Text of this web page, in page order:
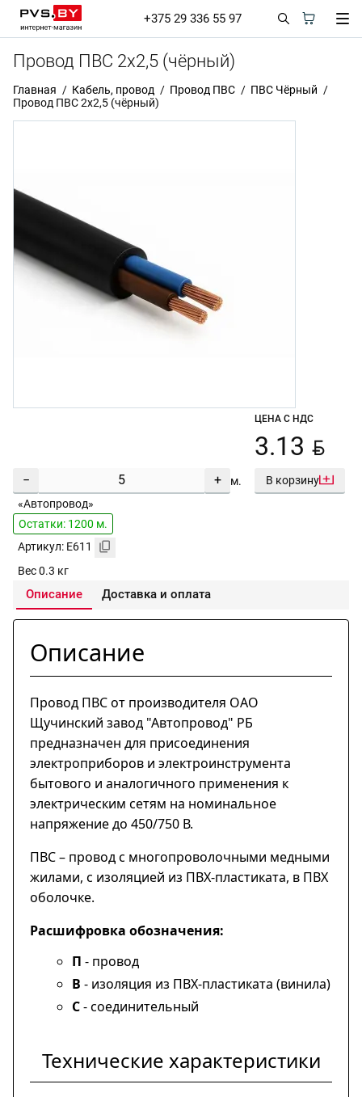
+375 29 336 55 97
Провод ПВС 2х2,5 (чёрный)
Главная Кабель, провод Провод ПВС
ПВС Чёрный
Провод ПВС 2х2,5 (чёрный)
− + м.
ЦЕНА С НДС
3.13 BYN
В корзину
«Автопровод»
Остатки: 1200 м.
Артикул: E611
Вес 0.3 кг
Описание Доставка и оплата
Описание
Провод ПВС от производителя ОАО
Щучинский завод "Автопровод" РБ
предназначен для присоединения
электроприборов и электроинструмента
бытового и аналогичного применения к
электрическим сетям на номинальное
напряжение до 450/750 В.
ПВС – провод с многопроволочными медными
жилами, с изоляцией из ПВХ-пластиката, в ПВХ
оболочке.
Расшифровка обозначения:
П - провод
В - изоляция из ПВХ-пластиката (винила)
С- соединительный
Технические характеристики